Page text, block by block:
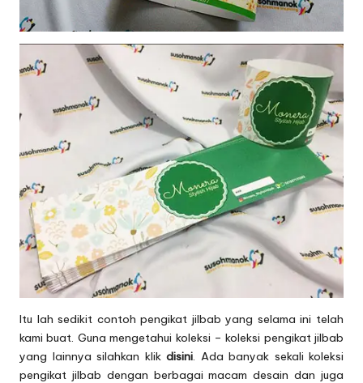
Itu lah sedikit contoh pengikat jilbab yang selama ini telah
kami buat. Guna mengetahui koleksi – koleksi pengikat jilbab
yang lainnya silahkan klik disini . Ada banyak sekali koleksi
pengikat jilbab dengan berbagai macam desain dan juga